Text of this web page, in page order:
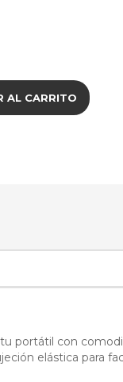
AL CARRITO
portátil con
elástica para